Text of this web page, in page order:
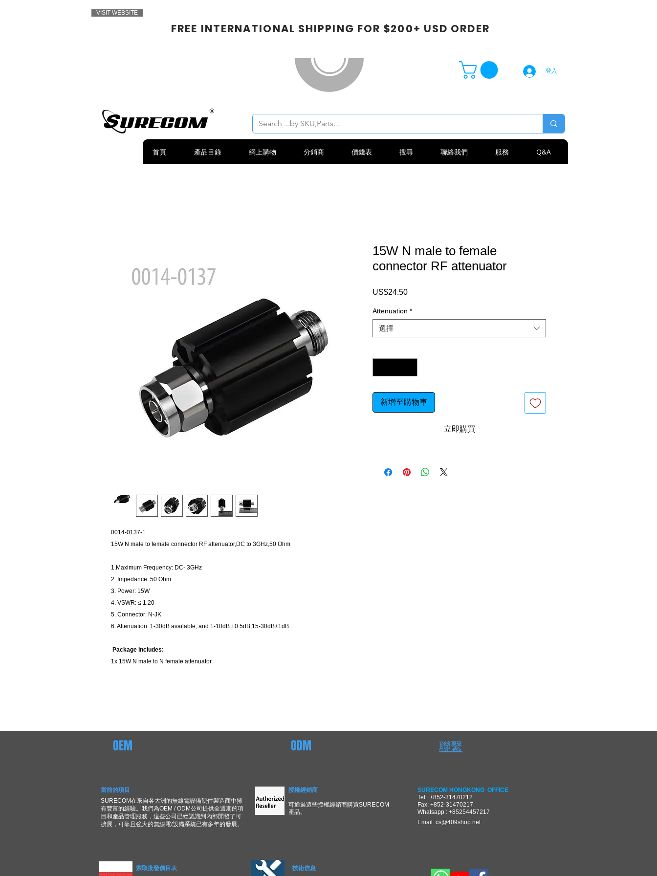
VISIT WEBSITE
FREE INTERNATIONAL SHIPPING FOR $200+ USD ORDER
登入
首頁 產品目錄 網上購物 分銷商 價錢表 搜尋 聯絡我們 服務 Q&A
0014-0137-1
15W N male to female connector RF attenuator,DC to 3GHz,50 Ohm
1.Maximum Frequency: DC- 3GHz
2. Impedance: 50 Ohm
3. Power: 15W
4. VSWR: ≤ 1.20
5. Connector: N-JK
6. Attenuation: 1-30dB available, and 1-10dB.±0.5dB,15-30dB±1dB
Package includes:
1x 15W N male to N female attenuator
15W N male to female
connector RF attenuator
US$24.50價
Attenuation *
選擇
新增至購物車
立即購買
OEM
當前的項目
SURECOM在來自各大洲的無線電設備硬件製造商中擁
有豐富的經驗。我們為OEM / ODM公司提供全週期的項
目和產品管理服務，這些公司已經認識到內部開發了可
擴展，可靠且強大的無線電/設備系統已有多年的發展。
索取批發價目表
ODM
授權經銷商
可通過這些授權經銷商購買SURECOM
產品。
技術信息
聯繫
SURECOM HONGKONG OFFICE
Tel : +852-31470212
Fax: +852-31470217
Whatsapp : +85254457217
Email: cs@409shop.net